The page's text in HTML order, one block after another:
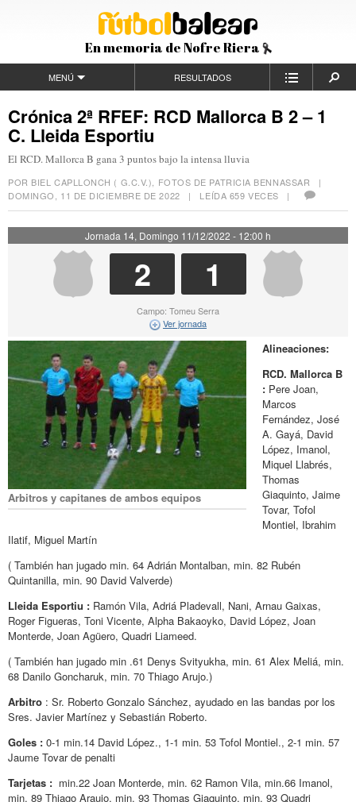
En memoria de Nofre Riera
MENÚ RESULTADOS
Crónica 2ª RFEF: RCD Mallorca B 2 – 1
C. Lleida Esportiu
El RCD. Mallorca B gana 3 puntos bajo la intensa lluvia
POR BIEL CAPLLONCH ( G.C.V.), FOTOS DE PATRICIA BENNASSAR |
DOMINGO, 11 DE DICIEMBRE DE 2022 | LEÍDA 659 VECES |
Jornada 14, Domingo 11/12/2022 - 12:00 h
2 1
Campo: Tomeu Serra
Ver jornada
Arbitros y capitanes de ambos equipos
Alineaciones:
RCD. Mallorca B
: Pere Joan,
Marcos
Fernández, José
A. Gayá, David
López, Imanol,
Miquel Llabrés,
Thomas
Giaquinto, Jaime
Tovar, Tofol
Montiel, Ibrahim
Ilatif, Miguel Martín
( También han jugado min. 64 Adrián Montalban, min. 82 Rubén
Quintanilla, min. 90 David Valverde)
Lleida Esportiu : Ramón Vila, Adriá Pladevall, Nani, Arnau Gaixas,
Roger Figueras, Toni Vicente, Alpha Bakaoyko, David López, Joan
Monterde, Joan Agüero, Quadri Liameed.
( También han jugado min .61 Denys Svityukha, min. 61 Alex Meliá, min.
68 Danilo Goncharuk, min. 70 Thiago Arujo.)
Arbitro : Sr. Roberto Gonzalo Sánchez, ayudado en las bandas por los
Sres. Javier Martínez y Sebastián Roberto.
Goles : 0-1 min.14 David López., 1-1 min. 53 Tofol Montiel., 2-1 min. 57
Jaume Tovar de penalti
Tarjetas : min.22 Joan Monterde, min. 62 Ramon Vila, min.66 Imanol,
min. 89 Thiago Araujo, min. 93 Thomas Giaquinto, min. 93 Quadri